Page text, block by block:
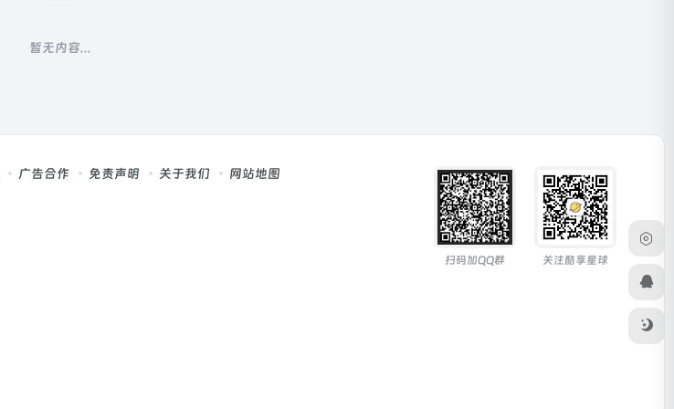
暂无内容...
广告合作 免责声明 关于我们 网站地图
扫码加QQ群 关注酷享星球